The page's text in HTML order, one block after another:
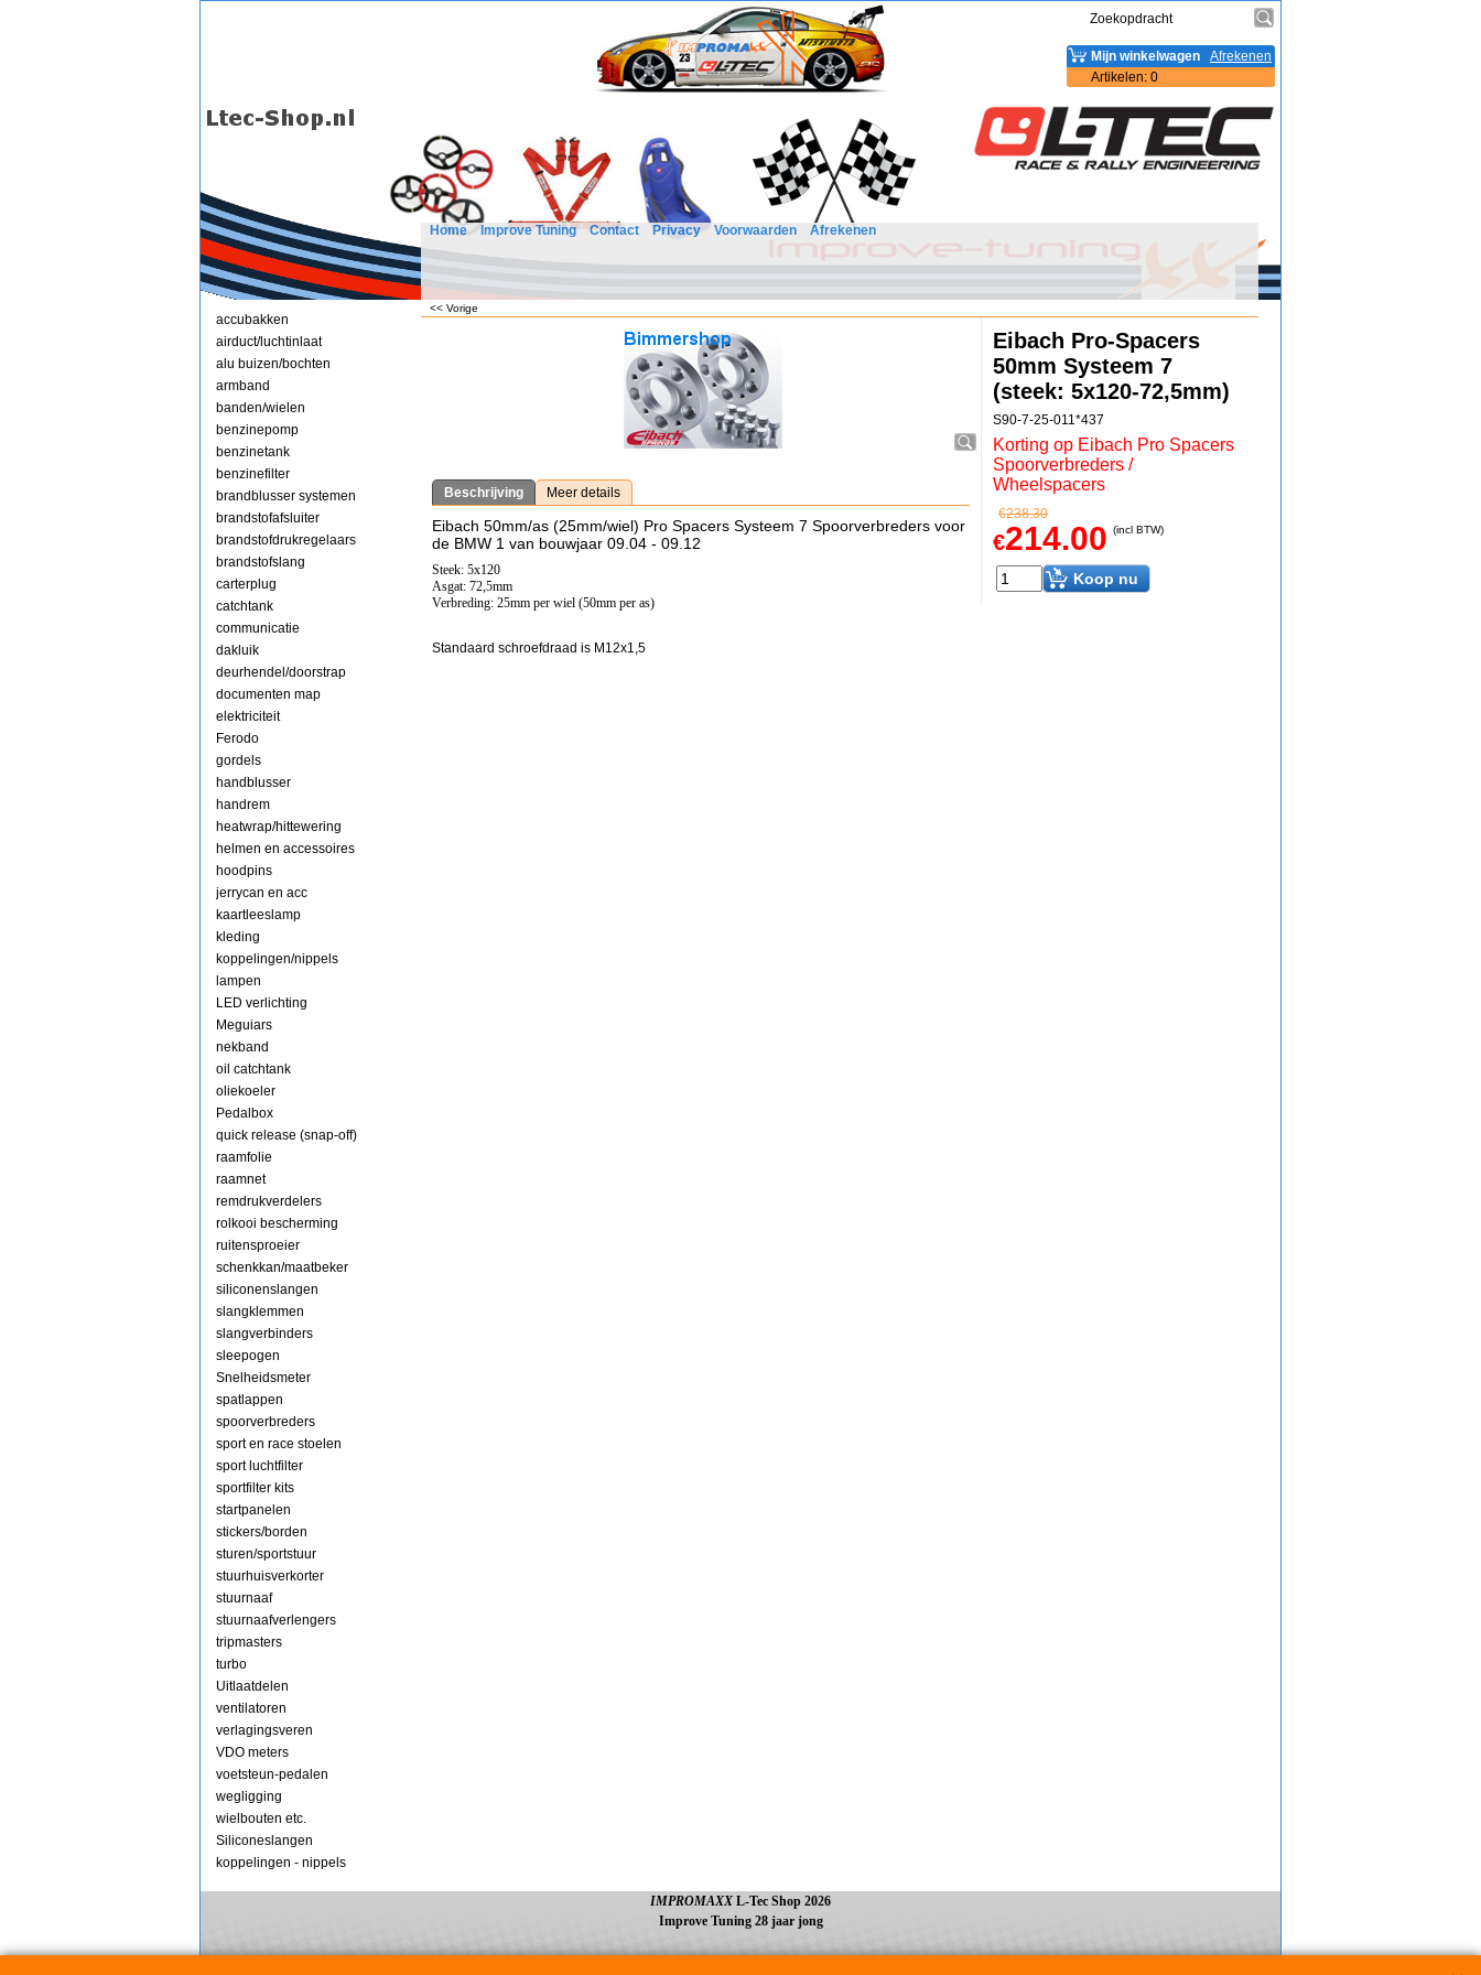
Afrekenen
Mijn winkelwagen
Artikelen: 0
Home Improve Tuning Contact Privacy Voorwaarden Afrekenen
accubakken
airduct/luchtinlaat
alu buizen/bochten
armband
banden/wielen
benzinepomp
benzinetank
benzinefilter
brandblusser systemen
brandstofafsluiter
brandstofdrukregelaars
brandstofslang
carterplug
catchtank
communicatie
dakluik
deurhendel/doorstrap
documenten map
elektriciteit
Ferodo
gordels
handblusser
handrem
heatwrap/hittewering
helmen en accessoires
hoodpins
jerrycan en acc
kaartleeslamp
kleding
koppelingen/nippels
lampen
LED verlichting
Meguiars
nekband
oil catchtank
oliekoeler
Pedalbox
quick release (snap-off)
raamfolie
raamnet
remdrukverdelers
rolkooi bescherming
ruitensproeier
schenkkan/maatbeker
siliconenslangen
slangklemmen
slangverbinders
sleepogen
Snelheidsmeter
spatlappen
spoorverbreders
sport en race stoelen
sport luchtfilter
sportfilter kits
startpanelen
stickers/borden
sturen/sportstuur
stuurhuisverkorter
stuurnaaf
stuurnaafverlengers
tripmasters
turbo
Uitlaatdelen
ventilatoren
verlagingsveren
VDO meters
voetsteun-pedalen
wegligging
wielbouten etc.
Siliconeslangen
koppelingen - nippels
<< Vorige
Eibach Pro-Spacers
50mm Systeem 7
(steek: 5x120-72,5mm)
S90-7-25-011*437
Korting op Eibach Pro Spacers
Spoorverbreders /
Wheelspacers
€238.30
€214.00 (incl BTW)
Koop nu
Beschrijving Meer details
Eibach 50mm/as (25mm/wiel) Pro Spacers Systeem 7 Spoorverbreders voor
de BMW 1 van bouwjaar 09.04 - 09.12
Steek: 5x120
Asgat: 72,5mm
Verbreding: 25mm per wiel (50mm per as)
Standaard schroefdraad is M12x1,5
IMPROMAXX L-Tec Shop 2026
Improve Tuning 28 jaar jong